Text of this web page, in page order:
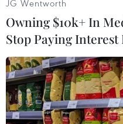
người thiệt mạng
trong các vụ tấn công
JG Wentworth
Owning $10k+ In
Stop Paying